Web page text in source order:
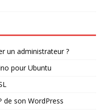
un administrateur ?
pour Ubuntu
de son WordPress